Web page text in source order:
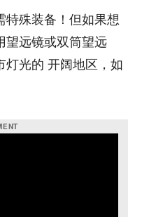
特殊装备！但如果想
望远镜或双筒望远
灯光的 开阔地区，如